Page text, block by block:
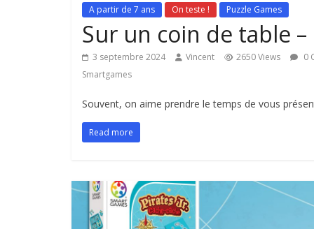
A partir de 7 ans On teste ! Puzzle Games
Sur un coin de table –
3 septembre 2024 Vincent 2650 Views 0
Smartgames
Souvent, on aime prendre le temps de vous
Read more